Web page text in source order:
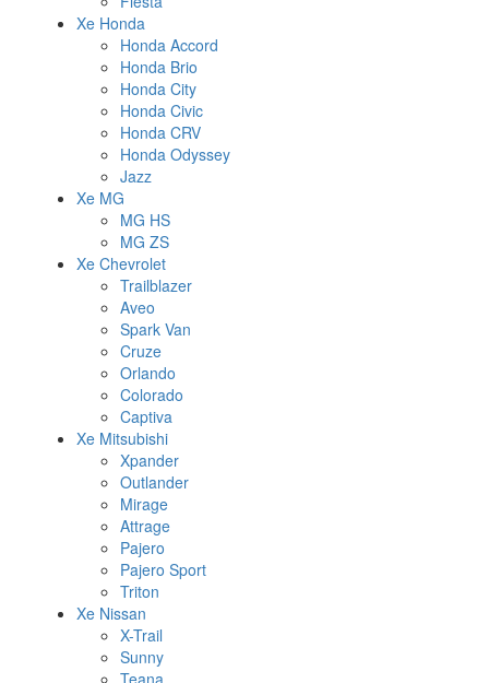
Xe Honda
Honda Accord
Honda Brio
Honda City
Honda Civic
Honda CRV
Honda Odyssey
Jazz
Xe MG
MG HS
MG ZS
Xe Chevrolet
Trailblazer
Aveo
Spark Van
Cruze
Orlando
Colorado
Captiva
Xe Mitsubishi
Xpander
Outlander
Mirage
Attrage
Pajero
Pajero Sport
Triton
Xe Nissan
X-Trail
Sunny